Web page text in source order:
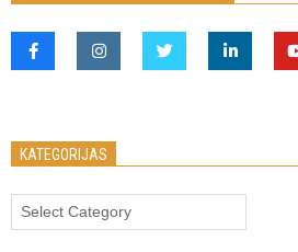
KATEGORIJAS
Kategorijas